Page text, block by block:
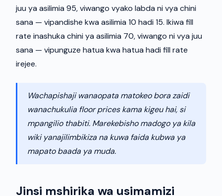
juu ya asilimia 95, viwango vyako labda ni vya chini
sana — vipandishe kwa asilimia 10 hadi 15. Ikiwa fill
rate inashuka chini ya asilimia 70, viwango ni vya juu
sana — vipunguze hatua kwa hatua hadi fill rate
irejee.
Wachapishaji wanaopata matokeo bora zaidi
wanachukulia floor prices kama kigeu hai, si
mpangilio thabiti. Marekebisho madogo ya kila
wiki yanajilimbikiza na kuwa faida kubwa ya
mapato baada ya muda.
Jinsi mshirika wa usimamizi